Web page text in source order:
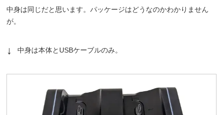
中身は同じだと思います。パッケージはどうなのかわかりません
が。
中身は本体とUSBケーブルのみ。